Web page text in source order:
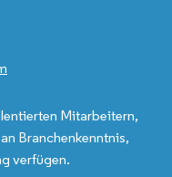
Mitarbeitern,
Branchenkenntnis,
verfügen.